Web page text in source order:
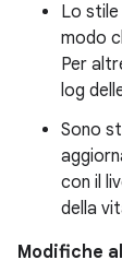
Lo
modo
Per
log
Sono
con il
della
Modifiche